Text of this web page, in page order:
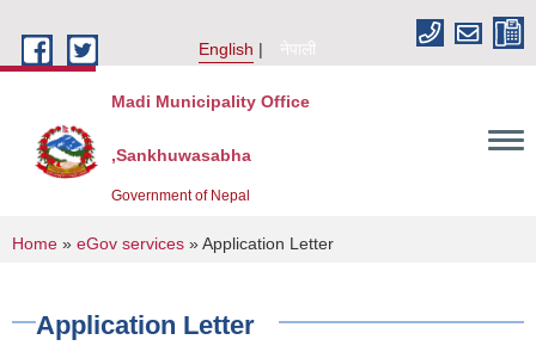
English
नेपाली
Madi Municipality Office
,Sankhuwasabha
Government of Nepal
You are here
Home » eGov services » Application Letter
Application Letter